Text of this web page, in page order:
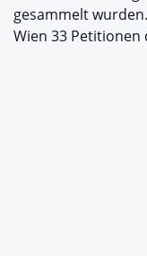
gesammelt
Wien 33